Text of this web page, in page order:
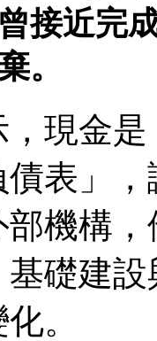
接近完
。
現金
債表」
部機構
礎建
。